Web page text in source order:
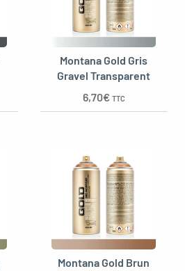
Montana Gold Gris
Gravel Transparent
6,70€ TTC
Montana Gold Brun